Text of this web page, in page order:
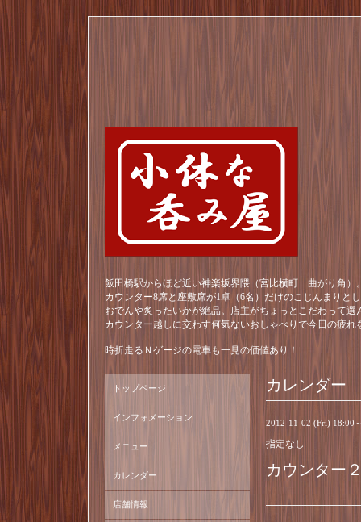
飯田橋駅からほど近い神楽坂界隈（宮比横町 曲がり角）
カウンター8席と座敷席が1卓（6名）だけのこじんまりと
おでんや炙ったいかが絶品。店主がちょっとこだわって
カウンター越しに交わす何気ないおしゃべりで今日の疲れ
時折走るＮゲージの電車も一見の価値あり！
カレンダー
2012-11-02 (Fri) 18:00
指定なし
カウンター
トップページ
インフォメーション
メニュー
カレンダー
店舗情報